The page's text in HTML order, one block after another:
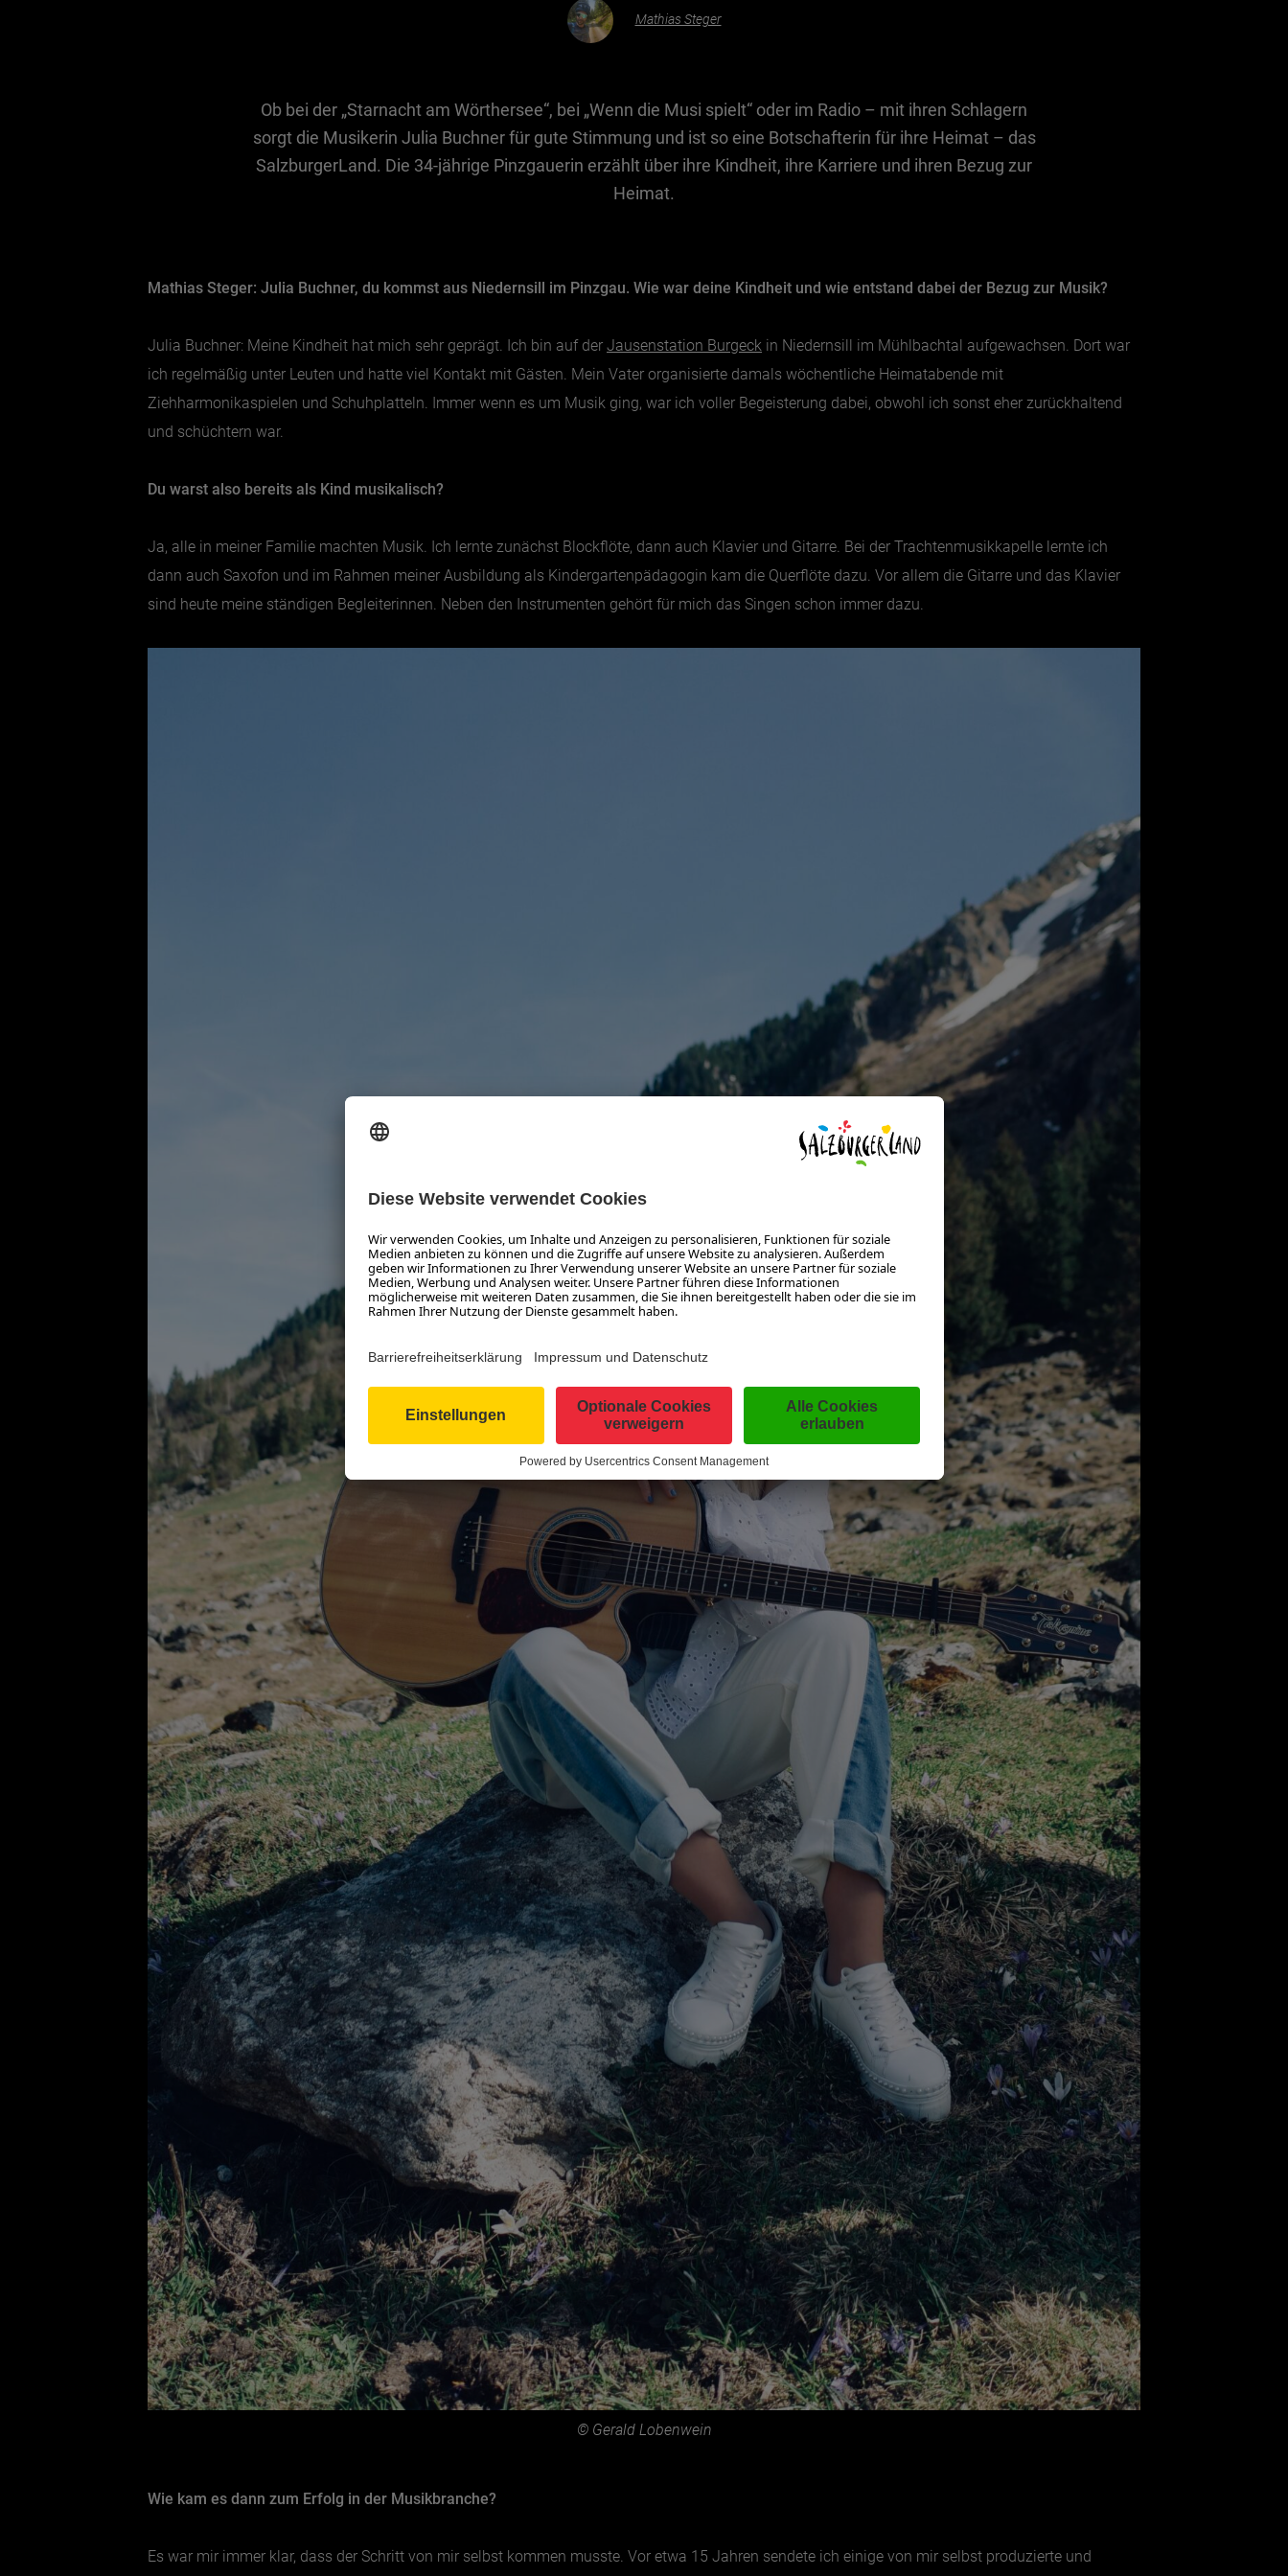
Mathias Steger
Ob bei der „Starnacht am Wörthersee“, bei „Wenn die Musi spielt“ oder im Radio – mit ihren Schlagern
sorgt die Musikerin Julia Buchner für gute Stimmung und ist so eine Botschafterin für ihre Heimat – das
SalzburgerLand. Die 34-jährige Pinzgauerin erzählt über ihre Kindheit, ihre Karriere und ihren Bezug zur
Heimat.
Mathias Steger: Julia Buchner, du kommst aus Niedernsill im Pinzgau. Wie war deine Kindheit und wie entstand dabei der Bezug zur Musik?
Julia Buchner: Meine Kindheit hat mich sehr geprägt. Ich bin auf der Jausenstation Burgeck in Niedernsill im Mühlbachtal aufgewachsen. Dort war
ich regelmäßig unter Leuten und hatte viel Kontakt mit Gästen. Mein Vater organisierte damals wöchentliche Heimatabende mit
Ziehharmonikaspielen und Schuhplatteln. Immer wenn es um Musik ging, war ich voller Begeisterung dabei, obwohl ich sonst eher zurückhaltend
und schüchtern war.
Du warst also bereits als Kind musikalisch?
Ja, alle in meiner Familie machten Musik. Ich lernte zunächst Blockflöte, dann auch Klavier und Gitarre. Bei der Trachtenmusikkapelle lernte ich
dann auch Saxofon und im Rahmen meiner Ausbildung als Kindergartenpädagogin kam die Querflöte dazu. Vor allem die Gitarre und das Klavier
sind heute meine ständigen Begleiterinnen. Neben den Instrumenten gehört für mich das Singen schon immer dazu.
© Gerald Lobenwein
Wie kam es dann zum Erfolg in der Musikbranche?
Es war mir immer klar, dass der Schritt von mir selbst kommen musste. Vor etwa 15 Jahren sendete ich einige von mir selbst produzierte und